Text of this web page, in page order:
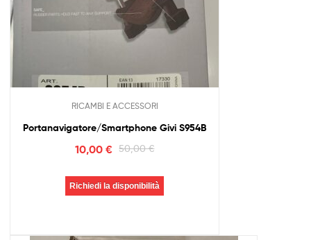
RICAMBI E ACCESSORI
Portanavigatore/Smartphone Givi S954B
50,00€
10,00 €
Richiedi la disponibilità